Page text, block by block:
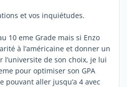
et vos inquiétudes.
10 eme Grade mais si Enzo
à l’américaine et donner un
l’universite de son choix, je lui
pour optimiser son GPA
pouvant aller jusqu’a 4 avec